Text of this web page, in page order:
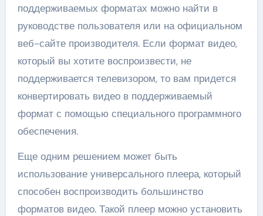
поддерживаемых форматах можно найти в
руководстве пользователя или на официальном
веб-сайте производителя. Если формат видео,
который вы хотите воспроизвести, не
поддерживается телевизором, то вам придется
конвертировать видео в поддерживаемый
формат с помощью специального программного
обеспечения.
Еще одним решением может быть
использование универсального плеера, который
способен воспроизводить большинство
форматов видео. Такой плеер можно установить